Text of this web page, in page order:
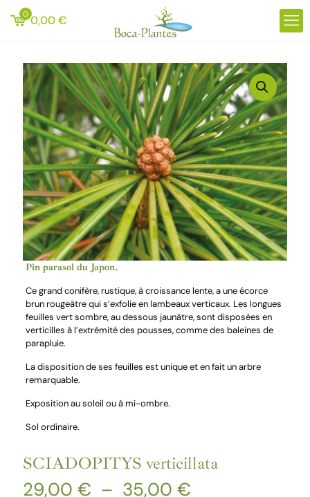
0 0,00€
Pin parasol du Japon.
Ce grand conifère, rustique, à croissance lente, a une écorce
brun rougeâtre qui s’exfolie en lambeaux verticaux. Les longues
feuilles vert sombre, au dessous jaunâtre, sont disposées en
verticilles à l’extrémité des pousses, comme des baleines de
parapluie.
La disposition de ses feuilles est unique et en fait un arbre
remarquable.
Exposition au soleil ou à mi-ombre.
Sol ordinaire.
SCIADOPITYS verticillata
29,00 € – 35,00 €